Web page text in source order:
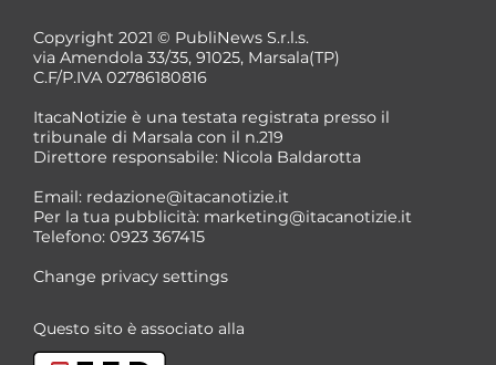
Copyright 2021 © PubliNews S.r.l.s.
via Amendola 33/35, 91025, Marsala(TP)
C.F/P.IVA 02786180816
ItacaNotizie è una testata registrata presso il
tribunale di Marsala con il n.219
Direttore responsabile: Nicola Baldarotta
Email: redazione@itacanotizie.it
Per la tua pubblicità: marketing@itacanotizie.it
Telefono: 0923 367415
Change privacy settings
Questo sito è associato alla